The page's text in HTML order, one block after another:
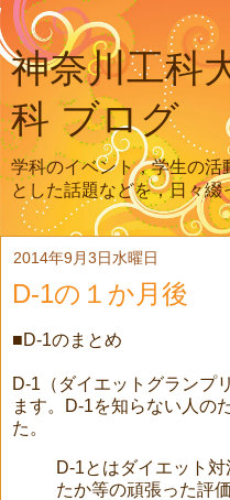
神奈川工科
科 ブログ
学科のイベント，学生の
とした話題などを，日々綴
2014年9月3日水曜日
D-1の１か月後
■D-1のまとめ
D-1（ダイエットグランプ
ます。D-1を知らない人の
た。
D-1とはダイエット
たか等の頑張った評